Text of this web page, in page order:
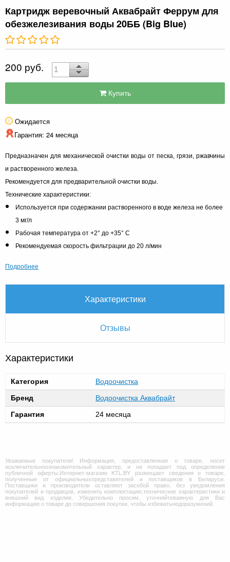
Картридж веревочный Аквабрайт Феррум для
обезжелезивания воды 20ББ (Big Blue)
200 руб.
Купить
Ожидается
Гарантия: 24 месяца
Предназначен для механической очистки воды от песка, грязи, ржавчины
и растворенного железа.
Рекомендуется для предварительной очистки воды.
Технические характеристики:
Используется при содержании растворенного в воде железа не более
3 мг/л
Рабочая температура от +2° до +35° С
Рекомендуемая скорость фильтрации до 20 л/мин
Подробнее
Характеристики
Отзывы
Характеристики
Категория
Водоочистка
Бренд
Водоочистка Аквабрайт
Гарантия
24 месяца
Уважаемые покупатели! Информация, предоставленная о товаре, носит
исключительноознакомительный характер, и не попадает под определение
публичной оферты.Интернет-магазин KTL.BY размещает сведения о товаре,
полученные от официальныхпредставителей и поставщиков в Беларуси.
Поставщики и производители оставляют засобой право, без уведомления
покупателей и продавцов, изменить комплектацию,технические характеристики и
внешний вид изделия. Убедительно просим, уточняйтеважную для Вас
информацию о товаре до совершения покупки, чтобы избежатьнедоразумений.